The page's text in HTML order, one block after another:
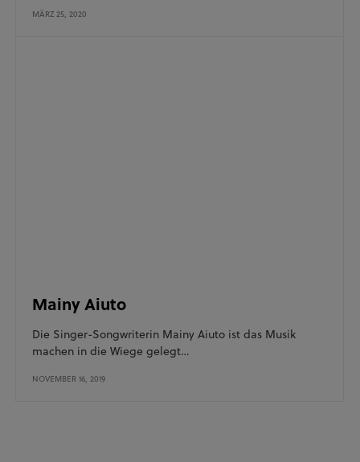
MÄRZ 25, 2020
Mainy Aiuto
Die Singer-Songwriterin Mainy Aiuto ist das Musik
machen in die Wiege gelegt…
NOVEMBER 16, 2019